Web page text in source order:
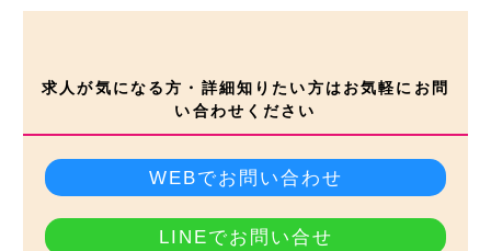
求人が気になる方・詳細知りたい方はお気軽にお問
い合わせください
WEBでお問い合わせ
LINEでお問い合せ